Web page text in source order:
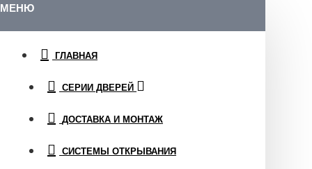
МЕНЮ
ГЛАВНАЯ
СЕРИИ ДВЕРЕЙ
ДОСТАВКА И МОНТАЖ
СИСТЕМЫ ОТКРЫВАНИЯ